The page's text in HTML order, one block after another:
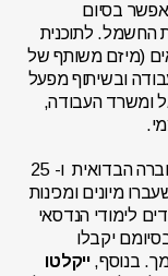
בסיום
החשמל. לתוכנית
(מיזם משותף של
ובשיתוף מפעל
ומשרד העבודה,
במסגרת התוכנית נלקטו סטודנטית אחת מהחברה הבדואית ו- 25
מיונים ומכינות
לימודי הנדסאי
17 חודשים החל ממרץ 2021 ובסיומם יקבלו
בנוסף, ייקלטו